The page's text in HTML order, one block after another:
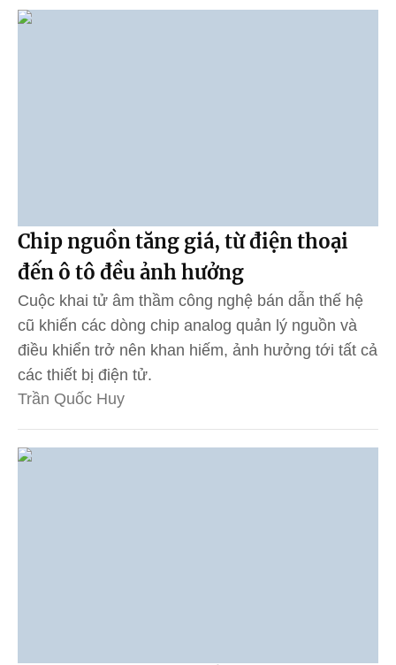
Chip nguồn tăng giá, từ điện thoại
đến ô tô đều ảnh hưởng
Cuộc khai tử âm thầm công nghệ bán dẫn thế hệ
cũ khiến các dòng chip analog quản lý nguồn và
điều khiển trở nên khan hiếm, ảnh hưởng tới tất cả
các thiết bị điện tử.
Trần Quốc Huy